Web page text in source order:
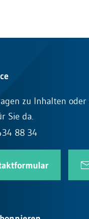
zu Inhalten
Sie da.
88 34